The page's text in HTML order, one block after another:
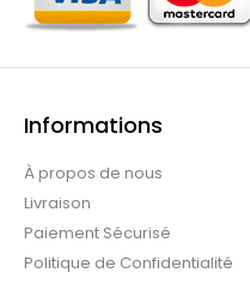
Informations
À propos de nous
Livraison
Paiement Sécurisé
Politique de Confidentialité